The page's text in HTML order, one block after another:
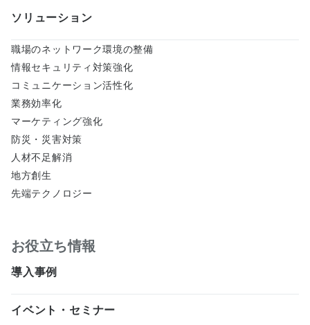
ソリューション
職場のネットワーク環境の整備
情報セキュリティ対策強化
コミュニケーション活性化
業務効率化
マーケティング強化
防災・災害対策
人材不足解消
地方創生
先端テクノロジー
お役立ち情報
導入事例
イベント・セミナー